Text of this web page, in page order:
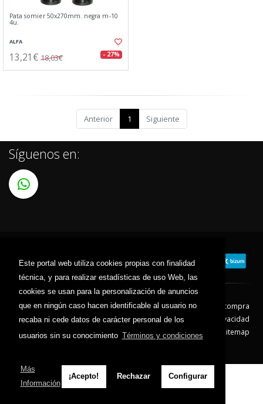
Este portal web utiliza cookies propias con finalidad
técnica, y para realizar estadísticas de uso Web, las
cookies se usan para la personalización de anuncios
que en ningún caso hacen identificable al usuario no
recaba ni cede datos de carácter personal de los
usuarios sin su conocimiento Términos y condiciones
Más
Información
¡Acepto! Rechazar Configurar
Pata somier 50x270mm. negra m-10
4u.
ALFA
13,21€ 18,03€ - 27%
Anterior 1 Siguiente
Síguenos en:
Contacto Aviso Legal
Condiciones de compra
Política de envíos
Política de devolución
Política de Privacidad
Política de Cookies
Sitemap